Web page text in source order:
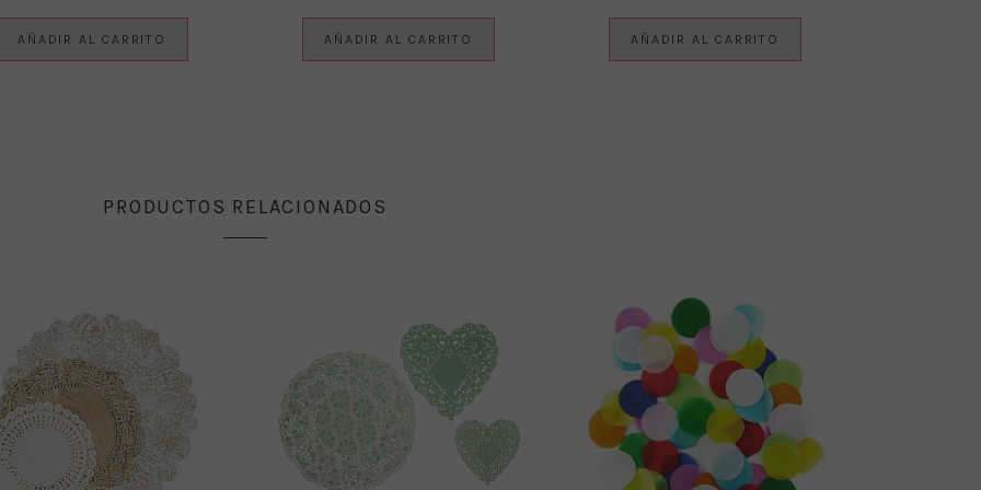
AÑADIR AL CARRITO AÑADIR AL CARRITO AÑADIR AL CARRITO
PRODUCTOS RELACIONADOS